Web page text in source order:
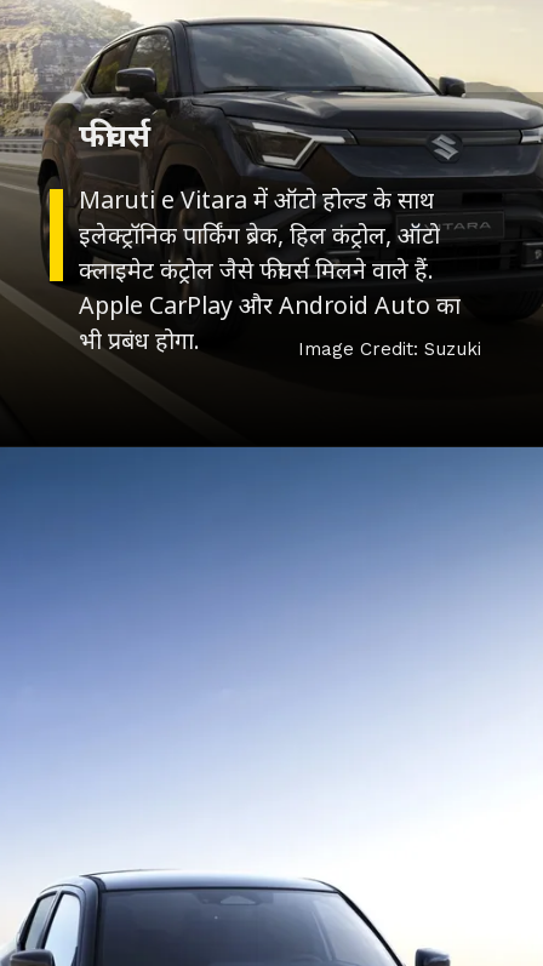
Maruti e Vitara में ऑटो होल्ड के साथ
इलेक्ट्रॉनिक पार्किंग ब्रेक, हिल कंट्रोल, ऑटो
क्लाइमेट कंट्रोल जैसे फीचर्स मिलने वाले हैं.
Apple CarPlay और Android Auto का
भी प्रबंध होगा.
फीचर्स
Image Credit: Suzuki